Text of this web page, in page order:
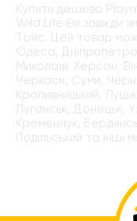
Купити дешево
Wild Life Ви завжди
Тойс. Цей товар
Одеса,
Миколаїв, Херсон,
Черкаси, Суми,
Кропивницький,
Луганськ, Донецьк,
Кременчук,
Подільський та інші